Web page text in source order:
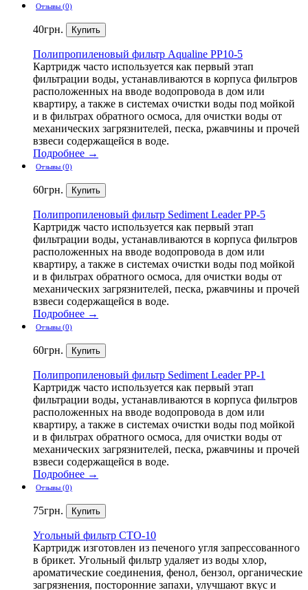
Отзывы (0)
40грн.
Полипропиленовый фильтр Aqualine PP10-5
Картридж часто используется как первый этап
фильтрации воды, устанавливаются в корпуса фильтров
расположенных на вводе водопровода в дом или
квартиру, а также в системах очистки воды под мойкой
и в фильтрах обратного осмоса, для очистки воды от
механических загрязнителей, песка, ржавчины и прочей
взвеси содержащейся в воде.
Подробнее →
Отзывы (0)
60грн.
Полипропиленовый фильтр Sediment Leader PP-5
Картридж часто используется как первый этап
фильтрации воды, устанавливаются в корпуса фильтров
расположенных на вводе водопровода в дом или
квартиру, а также в системах очистки воды под мойкой
и в фильтрах обратного осмоса, для очистки воды от
механических загрязнителей, песка, ржавчины и прочей
взвеси содержащейся в воде.
Подробнее →
Отзывы (0)
60грн.
Полипропиленовый фильтр Sediment Leader PP-1
Картридж часто используется как первый этап
фильтрации воды, устанавливаются в корпуса фильтров
расположенных на вводе водопровода в дом или
квартиру, а также в системах очистки воды под мойкой
и в фильтрах обратного осмоса, для очистки воды от
механических загрязнителей, песка, ржавчины и прочей
взвеси содержащейся в воде.
Подробнее →
Отзывы (0)
75грн.
Угольный фильтр CTO-10
Картридж изготовлен из печеного угля запрессованного
в брикет. Угольный фильтр удаляет из воды хлор,
ароматические соединения, фенол, бензол, органические
загрязнения, посторонние запахи, улучшают вкус и